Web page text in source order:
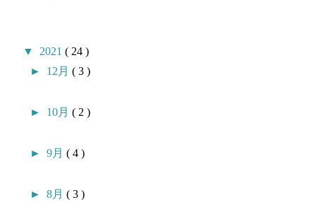
▼ 2021( 24 )
► 12月( 3 )
► 10月( 2 )
►9月( 4 )
►8月( 3 )